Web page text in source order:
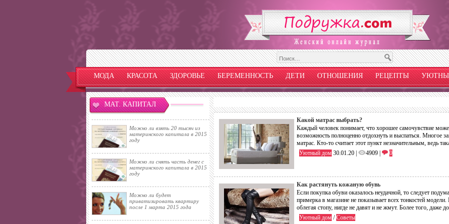
МОДА КРАСОТА ЗДОРОВЬЕ БЕРЕМЕННОСТЬ ДЕТИ ОТНОШЕНИЯ РЕЦЕПТЫ
МАТ. КАПИТАЛ
Можно ли взять 20 тысяч из
материнского капитала в 2015
году
Можно ли снять часть денег с
материнского капитала в 2015
году
Можно ли будет
приватизировать квартиру
после 1 марта 2015 года
Какой матрас выбрать?
Каждый человек понимает, что хорошее самочувствие
возможность полноценно отдохнуть и выспаться. Многое
матрас. Кто-то считает этот пункт незначительным, ведь
Уютный дом 30.01.20 | 4909 | 0
Как растянуть кожаную обувь
Если покупка обуви оказалось неудачной, то следует
примерка в магазине не показывает всех тонкостей
облегая стопу, нигде не давят и не жмут. Более того,
Уютный дом /Советы